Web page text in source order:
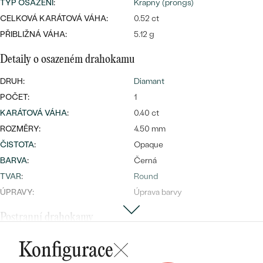
Wave kolekce
PODLE TVARU KAMENE
DIAMANTY
PROHLÉDNOUT
Personalizované
přívěsky
Nejprodávanější
prsteny
PROHLÉDNOUT
TYP OSAZENÍ:
Krapny (prongs)
CELKOVÁ KARÁTOVÁ VÁHA:
0.52 ct
PŘIBLIŽNÁ VÁHA:
5.12 g
Detaily o osazeném drahokamu
DRUH:
Diamant
POČET:
1
KARÁTOVÁ VÁHA:
0.40 ct
ROZMĚRY:
4.50 mm
ČISTOTA:
Opaque
BARVA:
Černá
TVAR:
Round
ÚPRAVY:
Úprava barvy
Postranní drahokamy
DRUH:
POČET:Konfigurace